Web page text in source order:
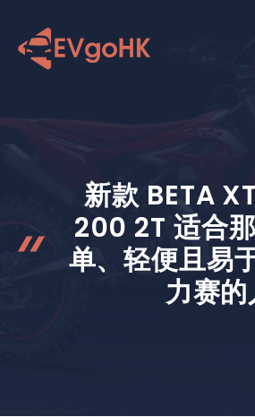
新款 BETA
200 2T 适合
单、轻便且易
力赛